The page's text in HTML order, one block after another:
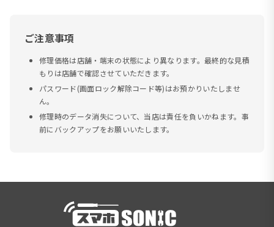
ご注意事項
修理価格は店舗・端末の状態により異なります。最終的な見積
もりは店舗で確認させていただきます。
パスワード(画面ロック解除コード等)はお預かりいたしませ
ん。
修理時のデータ消失について、当店は責任を負いかねます。事
前にバックアップをお願いいたします。